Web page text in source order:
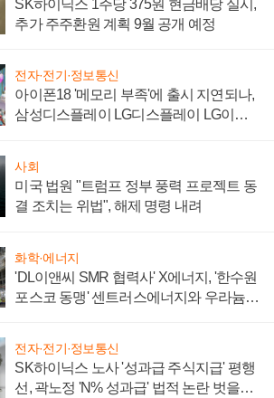
SK하이닉스 1주당 375원 현금배당 실시,
추가 주주환원 계획 9월 공개 예정
전자·전기·정보통신
아이폰18 '메모리 부족'에 출시 지연되나,
삼성디스플레이 LG디스플레이 LG이노
사회
미국 법원 "트럼프 정부 풍력 프로젝트 동
결 조치는 위법", 해제 명령 내려
화학·에너지
'DL이앤씨 SMR 협력사' X에너지, '한수원
포스코 동맹' 센트러스에너지와 우라늄
전자·전기·정보통신
SK하이닉스 노사 '성과급 주식지급' 평행
선, 곽노정 'N% 성과급' 법적 논란 벗을지